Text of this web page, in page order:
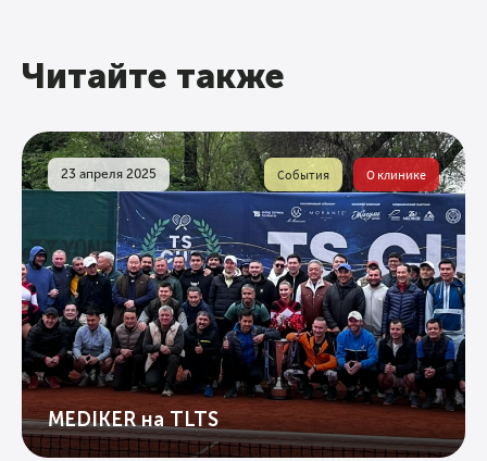
Читайте также
23 апреля 2025 События О клинике
MEDIKER на TLTS